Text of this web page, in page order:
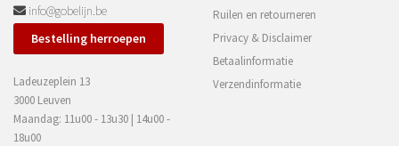
info@gobelijn.be
Bestelling herroepen
Ladeuzeplein 13
3000 Leuven
Maandag: 11u00 - 13u30 | 14u00 -
18u00
Ruilen en retourneren
Privacy & Disclaimer
Betaalinformatie
Verzendinformatie